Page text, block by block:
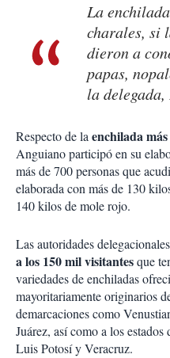
La
charales, si
dieron a
papas,
la
Respecto de laenchilada
Anguiano participó en su
más de 700 personas que
elaborada con más de 130
140 kilos de mole rojo.
Las autoridades
a los 150 mil visitantesque
variedades de enchiladas
mayoritariamente originarios
demarcaciones como
Juárez, así como a los
Luis Potosí y Veracruz.